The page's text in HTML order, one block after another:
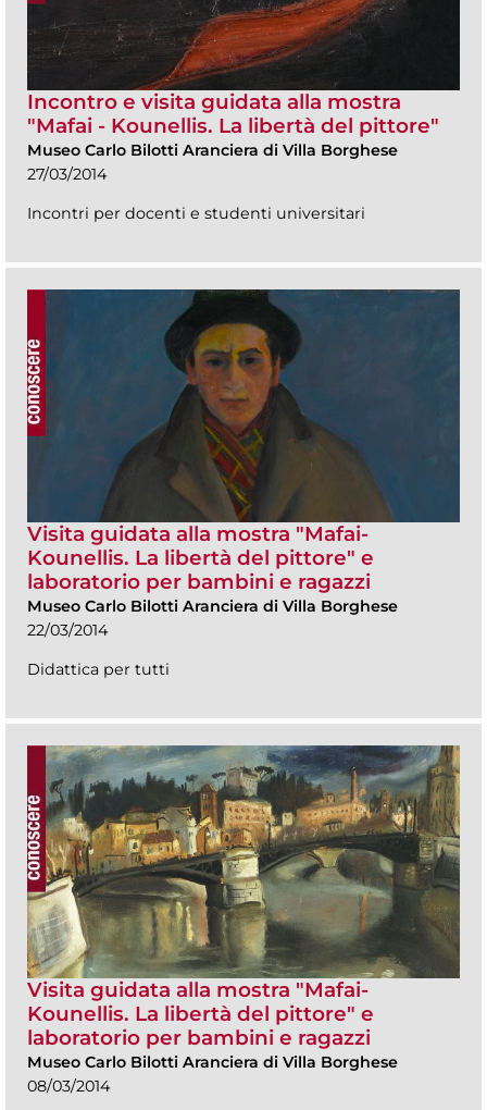
Incontro e visita guidata alla mostra
"Mafai - Kounellis. La libertà del pittore"
Museo Carlo Bilotti Aranciera di Villa Borghese
27/03/2014
Incontri per docenti e studenti universitari
Visita guidata alla mostra "Mafai-
Kounellis. La libertà del pittore" e
laboratorio per bambini e ragazzi
Museo Carlo Bilotti Aranciera di Villa Borghese
22/03/2014
Didattica per tutti
Visita guidata alla mostra "Mafai-
Kounellis. La libertà del pittore" e
laboratorio per bambini e ragazzi
Museo Carlo Bilotti Aranciera di Villa Borghese
08/03/2014